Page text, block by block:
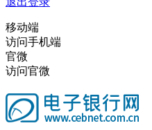
移动端
访问手机端
官微
访问官微